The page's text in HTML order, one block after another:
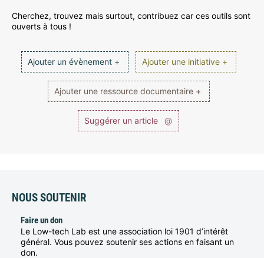
Cherchez, trouvez mais surtout, contribuez car ces outils sont
ouverts à tous !
Ajouter un évènement + Ajouter une initiative +
Ajouter une ressource documentaire +
Suggérer un article @
NOUS SOUTENIR
Faire un don
Le Low-tech Lab est une association loi 1901 d’intérêt
général. Vous pouvez soutenir ses actions en faisant un
don.